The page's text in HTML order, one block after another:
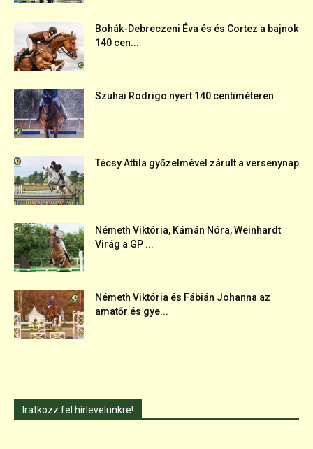
Bohák-Debreczeni Éva és és Cortez a bajnok
140 cen...
Szuhai Rodrigo nyert 140 centiméteren
Técsy Attila győzelmével zárult a versenynap
Németh Viktória, Kámán Nóra, Weinhardt
Virág a GP ...
Németh Viktória és Fábián Johanna az
amatőr és gye...
Iratkozz fel hírlevelünkre!